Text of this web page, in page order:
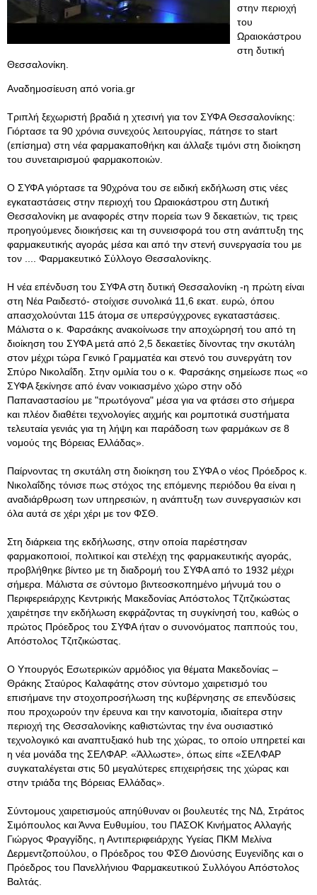
στην περιοχή
του
Ωραιοκάστρου
στη δυτική
Θεσσαλονίκη.
Αναδημοσίευση από voria.gr
Τριπλή ξεχωριστή βραδιά η χτεσινή για τον ΣΥΦΑ Θεσσαλονίκης:
Γιόρτασε τα 90 χρόνια συνεχούς λειτουργίας, πάτησε το start
(επίσημα) στη νέα φαρμακαποθήκη και άλλαξε τιμόνι στη διοίκηση
του συνεταιρισμού φαρμακοποιών.
Ο ΣΥΦΑ γιόρτασε τα 90χρόνα του σε ειδική εκδήλωση στις νέες
εγκαταστάσεις στην περιοχή του Ωραιοκάστρου στη Δυτική
Θεσσαλονίκη με αναφορές στην πορεία των 9 δεκαετιών, τις τρεις
προηγούμενες διοικήσεις και τη συνεισφορά του στη ανάπτυξη της
φαρμακευτικής αγοράς μέσα και από την στενή συνεργασία του με
τον .... Φαρμακευτικό Σύλλογο Θεσσαλονίκης.
Η νέα επένδυση του ΣΥΦΑ στη δυτική Θεσσαλονίκη -η πρώτη είναι
στη Νέα Ραιδεστό- στοίχισε συνολικά 11,6 εκατ. ευρώ, όπου
απασχολούνται 115 άτομα σε υπερσύγχρονες εγκαταστάσεις
Μάλιστα ο κ. Φαρσάκης ανακοίνωσε την αποχώρησή του από τη
διοίκηση του ΣΥΦΑ μετά από 2,5 δεκαετίες δίνοντας την σκυτάλη
στον μέχρι τώρα Γενικό Γραμματέα και στενό του συνεργάτη τον
Σπύρο Νικολαΐδη. Στην ομιλία του ο κ. Φαρσάκης σημείωσε πως «ο
ΣΥΦΑ ξεκίνησε από έναν νοικιασμένο χώρο στην οδό
Παπαναστασίου με "πρωτόγονα" μέσα για να φτάσει στο σήμερα
και πλέον διαθέτει τεχνολογίες αιχμής και ρομποτικά συστήματα
τελευταία γενιάς για τη λήψη και παράδοση των φαρμάκων σε 8
νομούς της Βόρειας Ελλάδας».
Παίρνοντας τη σκυτάλη στη διοίκηση του ΣΥΦΑ ο νέος Πρόεδρος κ.
Νικολαΐδης τόνισε πως στόχος της επόμενης περιόδου θα είναι η
αναδιάρθρωση των υπηρεσιών, η ανάπτυξη των συνεργασιών κσι
όλα αυτά σε χέρι χέρι με τον ΦΣΘ.
Στη διάρκεια της εκδήλωσης, στην οποία παρέστησαν
φαρμακοποιοί, πολιτικοί και στελέχη της φαρμακευτικής αγοράς,
προβλήθηκε βίντεο με τη διαδρομή του ΣΥΦΑ από το 1932 μέχρι
σήμερα. Μάλιστα σε σύντομο βιντεοσκοπημένο μήνυμά του ο
Περιφερειάρχης Κεντρικής Μακεδονίας Απόστολος Τζιτζικώστας
χαιρέτησε την εκδήλωση εκφράζοντας τη συγκίνησή του, καθώς ο
πρώτος Πρόεδρος του ΣΥΦΑ ήταν ο συνονόματος παππούς του,
Απόστολος Τζιτζικώστας.
Ο Υπουργός Εσωτερικών αρμόδιος για θέματα Μακεδονίας –
Θράκης Σταύρος Καλαφάτης στον σύντομο χαιρετισμό του
επισήμανε την στοχοπροσήλωση της κυβέρνησης σε επενδύσεις
που προχωρούν την έρευνα και την καινοτομία, ιδιαίτερα στην
περιοχή της Θεσσαλονίκης καθιστώντας την ένα ουσιαστικό
τεχνολογικό και αναπτυξιακό hub της χώρας, το οποίο υπηρετεί και
η νέα μονάδα της ΣΕΛΦΑΡ. «Άλλωστε», όπως είπε «ΣΕΛΦΑΡ
συγκαταλέγεται στις 50 μεγαλύτερες επιχειρήσεις της χώρας και
στην τριάδα της Βόρειας Ελλάδας».
Σύντομους χαιρετισμούς απηύθυναν οι βουλευτές της ΝΔ, Στράτος
Σιμόπουλος και Άννα Ευθυμίου, του ΠΑΣΟΚ Κινήματος Αλλαγής
Γιώργος Φραγγίδης, η Αντιπεριφειάρχης Υγείας ΠΚΜ Μελίνα
Δερμεντζοπούλου, ο Πρόεδρος του ΦΣΘ Διονύσης Ευγενίδης και ο
Πρόεδρος του Πανελλήνιου Φαρμακευτικού Συλλόγου Απόστολος
Βαλτάς.